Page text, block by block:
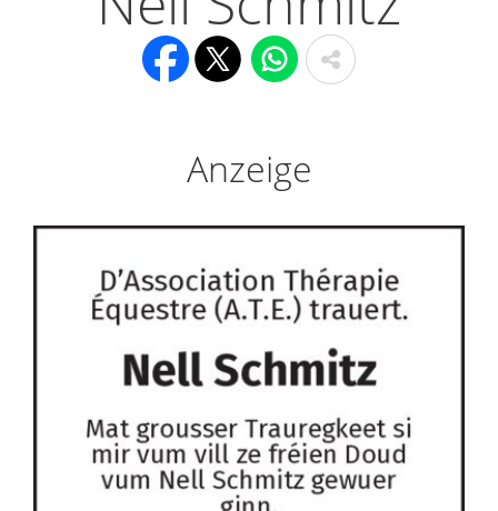
Anzeige